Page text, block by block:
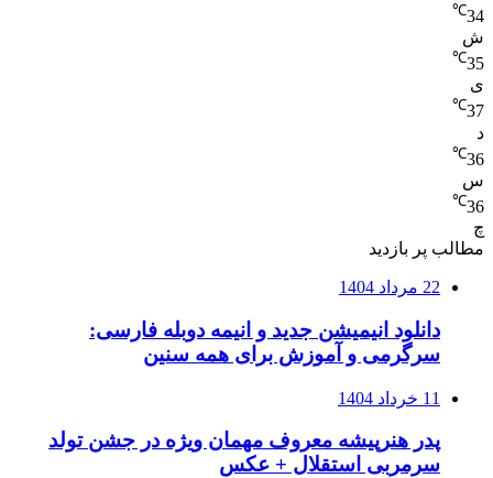
34
℃
ش
35
℃
ی
37
℃
د
36
℃
س
36
℃
چ
مطالب پر بازدید
22 مرداد 1404
دانلود انیمیشن جدید و انیمه دوبله فارسی:
سرگرمی و آموزش برای همه سنین
11 خرداد 1404
پدر هنرپیشه معروف مهمان ویژه در جشن تولد
سرمربی استقلال + عکس